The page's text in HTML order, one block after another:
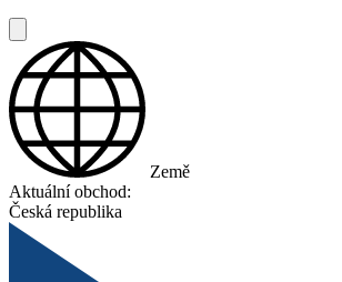
Země
Aktuální obchod:
Česká republika